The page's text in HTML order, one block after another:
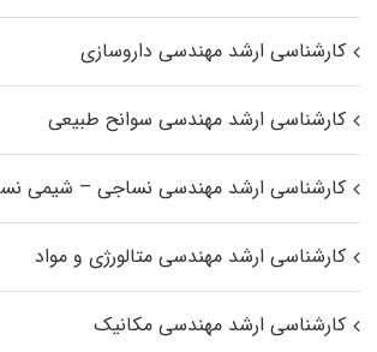
کارشناسی ارشد مهندسی داروسازی
کارشناسی ارشد مهندسی سوانح طبیعی
کارشناسی ارشد مهندسی نساجی – شیمی
کارشناسی ارشد مهندسی متالورژی و مواد
کارشناسی ارشد مهندسی مکانیک